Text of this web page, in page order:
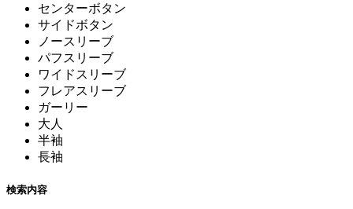
センターボタン
サイドボタン
ノースリーブ
パフスリーブ
ワイドスリーブ
フレアスリーブ
ガーリー
大人
半袖
長袖
検索内容